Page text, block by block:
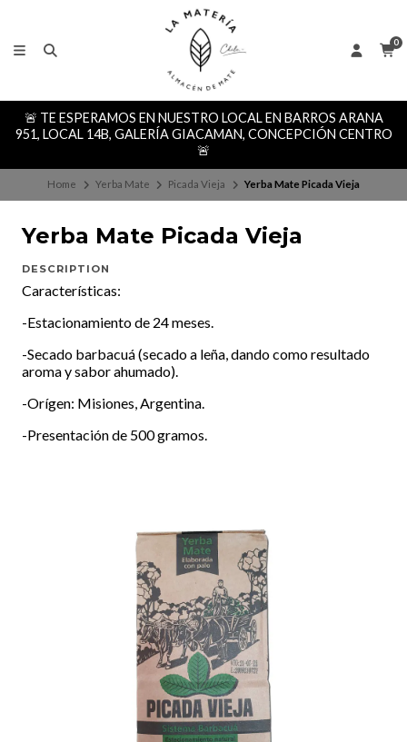
0
🚨 TE ESPERAMOS EN NUESTRO LOCAL EN BARROS ARANA
951, LOCAL 14B, GALERÍA GIACAMAN, CONCEPCIÓN CENTRO
🚨
Home Yerba Mate Picada Vieja Yerba Mate Picada Vieja
Yerba Mate Picada Vieja
DESCRIPTION
Características:
-Estacionamiento de 24 meses.
-Secado barbacuá (secado a leña, dando como resultado
aroma y sabor ahumado).
-Orígen: Misiones, Argentina.
-Presentación de 500 gramos.